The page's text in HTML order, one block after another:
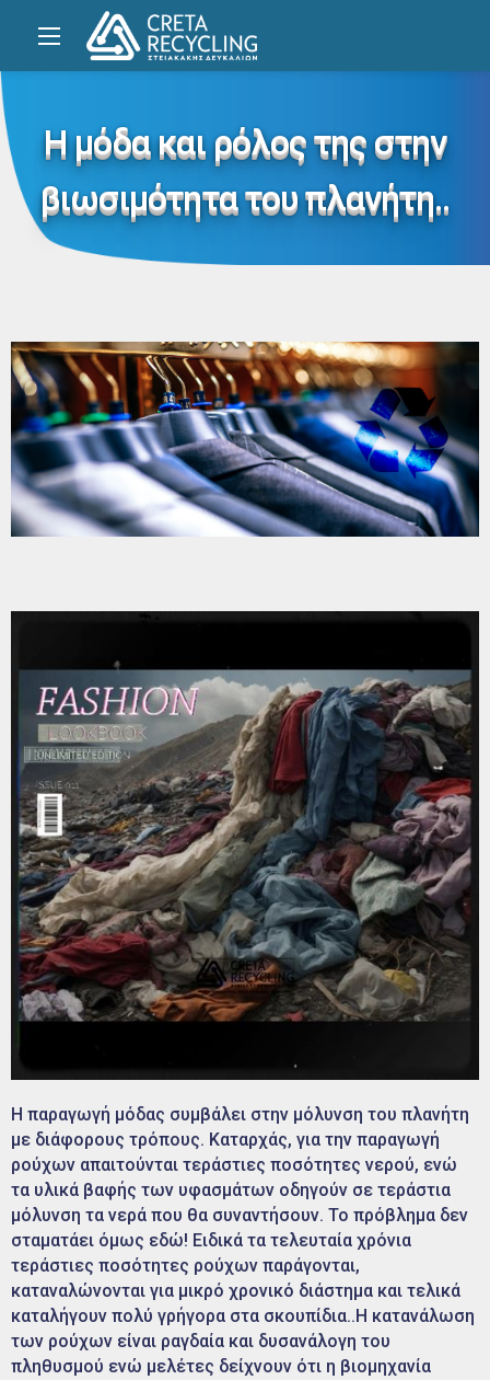
Η μόδα και ρόλος της στην
βιωσιμότητα του πλανήτη..
Η παραγωγή μόδας συμβάλει στην μόλυνση του πλανήτη
με διάφορους τρόπους. Καταρχάς, για την παραγωγή
ρούχων απαιτούνται τεράστιες ποσότητες νερού, ενώ
τα υλικά βαφής των υφασμάτων οδηγούν σε τεράστια
μόλυνση τα νερά που θα συναντήσουν. Το πρόβλημα δεν
σταματάει όμως εδώ! Ειδικά τα τελευταία χρόνια
τεράστιες ποσότητες ρούχων παράγονται,
καταναλώνονται για μικρό χρονικό διάστημα και τελικά
καταλήγουν πολύ γρήγορα στα σκουπίδια..Η κατανάλωση
των ρούχων είναι ραγδαία και δυσανάλογη του
πληθυσμού ενώ μελέτες δείχνουν ότι η βιομηχανία